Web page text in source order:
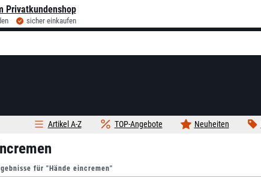
Privatkundenshop
sicher einkaufen
Neuheiten
TOP-Angebote
Artikel A-Z
für "Hände eincremen"